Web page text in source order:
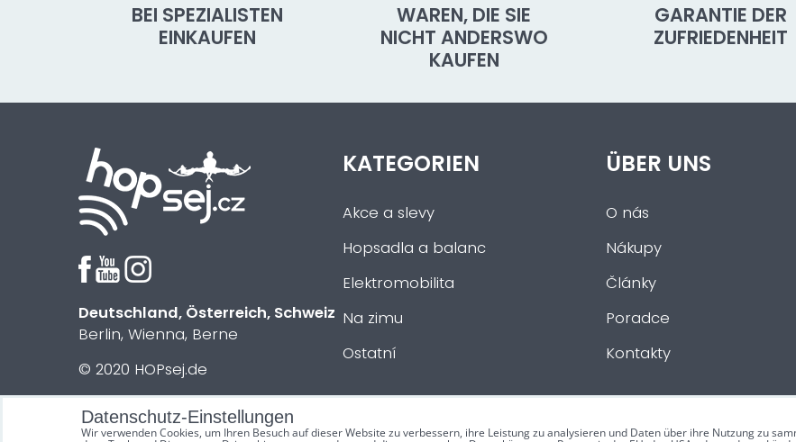
BEI SPEZIALISTEN
EINKAUFEN
WAREN, DIE SIE
NICHT ANDERSWO
KAUFEN
GARANTIE DER
ZUFRIEDENHEIT
Deutschland, Österreich, Schweiz
Berlin, Wienna, Berne
© 2020 HOPsej.de
KATEGORIEN
Akce a slevy
Hopsadla a balanc
Elektromobilita
Na zimu
Ostatní
ÜBER UNS
O nás
Nákupy
Články
Poradce
Kontakty
Datenschutz-Einstellungen
Wir verwenden Cookies, um Ihren Besuch auf dieser Website zu verbessern, ihre Leistung zu analysieren und Daten über ihre Nutzung zu